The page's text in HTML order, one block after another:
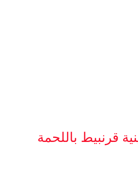
قرنبيط باللحمة